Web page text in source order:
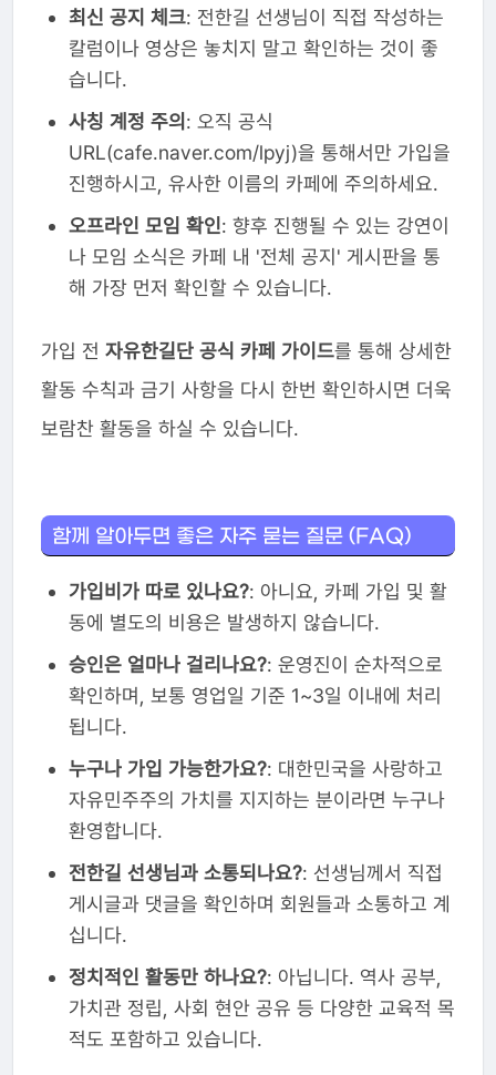
최신 공지 체크: 전한길 선생님이 직접 작성하는
칼럼이나 영상은 놓치지 말고 확인하는 것이 좋
습니다.
사칭 계정 주의 : 오직 공식
URL(cafe.naver.com/lpyj)을 통해서만 가입을
진행하시고, 유사한 이름의 카페에 주의하세요.
오프라인 모임 확인: 향후 진행될 수 있는 강연이
나 모임 소식은 카페 내 '전체 공지' 게시판을 통
해 가장 먼저 확인할 수 있습니다.
가입 전 자유한길단 공식 카페 가이드를 통해 상세한
활동 수칙과 금기 사항을 다시 한번 확인하시면 더욱
보람찬 활동을 하실 수 있습니다.
함께 알아두면 좋은 자주 묻는 질문 (FAQ)
가입비가 따로 있나요?: 아니요, 카페 가입 및 활
동에 별도의 비용은 발생하지 않습니다.
승인은 얼마나 걸리나요?: 운영진이 순차적으로
확인하며, 보통 영업일 기준 1~3일 이내에 처리
됩니다.
누구나 가입 가능한가요?: 대한민국을 사랑하고
자유민주주의 가치를 지지하는 분이라면 누구나
환영합니다.
전한길 선생님과 소통되나요?: 선생님께서 직접
게시글과 댓글을 확인하며 회원들과 소통하고 계
십니다.
정치적인 활동만 하나요?: 아닙니다. 역사 공부,
가치관 정립, 사회 현안 공유 등 다양한 교육적 목
적도 포함하고 있습니다.